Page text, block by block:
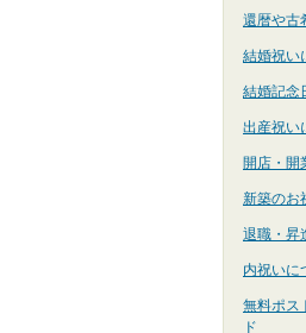
還暦や古
結婚祝い
結婚記念
出産祝い
開店・開
新築のお
退職・昇
内祝いに
無料ポス
ド